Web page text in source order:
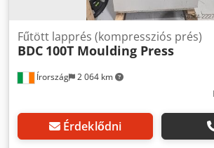
Írország 2 064 km
Fűtött lapprés (kompressziós prés)
BDC 100T Moulding Press
Érdeklődni